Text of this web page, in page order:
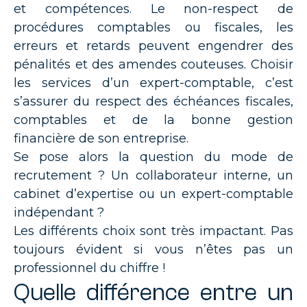
et compétences. Le non-respect de
procédures comptables ou fiscales, les
erreurs et retards peuvent engendrer des
pénalités et des amendes couteuses. Choisir
les services d’un expert-comptable, c’est
s’assurer du respect des échéances fiscales,
comptables et de la bonne gestion
financière de son entreprise.
Se pose alors la question du mode de
recrutement ? Un collaborateur interne, un
cabinet d’expertise ou un expert-comptable
indépendant ?
Les différents choix sont très impactant. Pas
toujours évident si vous n’êtes pas un
professionnel du chiffre !
Quelle différence entre un